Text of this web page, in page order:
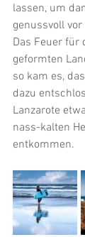
lassen, um
genussvoll
Das Feuer für
geformten
so kam es,
dazu
Lanzarote
nass-kalten
entkommen.